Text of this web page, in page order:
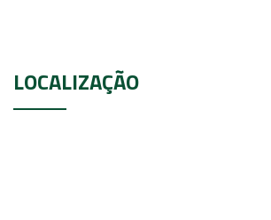
LOCALIZAÇÃO